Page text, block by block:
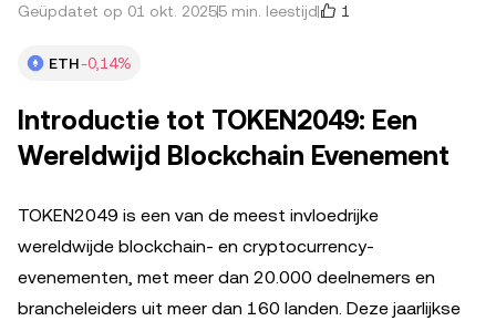
Geüpdatet op 01 okt. 20255 min. leestijd 1
ETH-0,14%
Introductie tot TOKEN2049: Een
Wereldwijd Blockchain Evenement
TOKEN2049 is een van de meest invloedrijke
wereldwijde blockchain- en cryptocurrency-
evenementen, met meer dan 20.000 deelnemers en
brancheleiders uit meer dan 160 landen. Deze jaarlijkse